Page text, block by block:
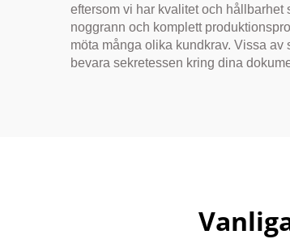
eftersom vi har kvalitet och hållbarhet
noggrann och komplett
möta många olika kundkrav. Vissa
bevara sekretessen kring dina